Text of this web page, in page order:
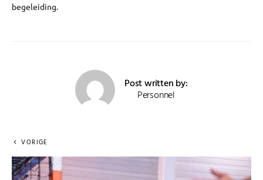
begeleiding.
Post written by:
Personnel
VORIGE